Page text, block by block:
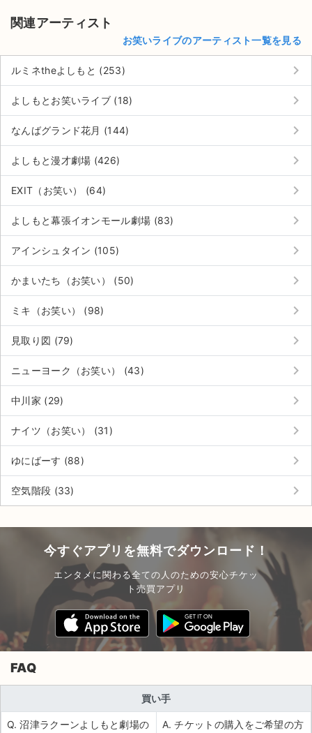
チケットジャム運営会社
プライバシーポリシー
関連アーティスト
お笑いライブのアーティスト一覧を見る
ルミネtheよしもと (253) keyboard_arrow_right
よしもとお笑いライブ (18) keyboard_arrow_right
なんばグランド花月 (144) keyboard_arrow_right
よしもと漫才劇場 (426) keyboard_arrow_right
EXIT（お笑い） (64) keyboard_arrow_right
よしもと幕張イオンモール劇場 (83) keyboard_arrow_right
アインシュタイン (105) keyboard_arrow_right
かまいたち（お笑い） (50) keyboard_arrow_right
ミキ（お笑い） (98) keyboard_arrow_right
見取り図 (79) keyboard_arrow_right
ニューヨーク（お笑い） (43) keyboard_arrow_right
中川家 (29) keyboard_arrow_right
ナイツ（お笑い） (31) keyboard_arrow_right
ゆにばーす (88) keyboard_arrow_right
空気階段 (33) keyboard_arrow_right
今すぐアプリを無料でダウンロード！
エンタメに関わる全ての人のための安心チケッ
ト売買アプリ
FAQ
買い手
Q. 沼津ラクーンよしもと劇場の
A. チケットの購入をご希望の方